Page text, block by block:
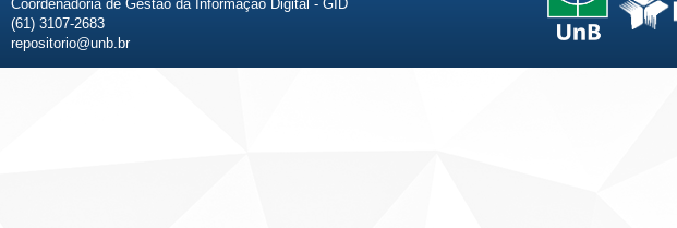
Coordenadoria de Gestão da Informação Digital - GID
(61) 3107-2683
repositorio@unb.br